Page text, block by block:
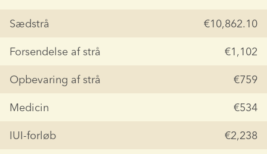
Sædstrå €10,862.10
Forsendelse af strå €1,102
Opbevaring af strå €759
Medicin €534
IUI-forløb €2,238